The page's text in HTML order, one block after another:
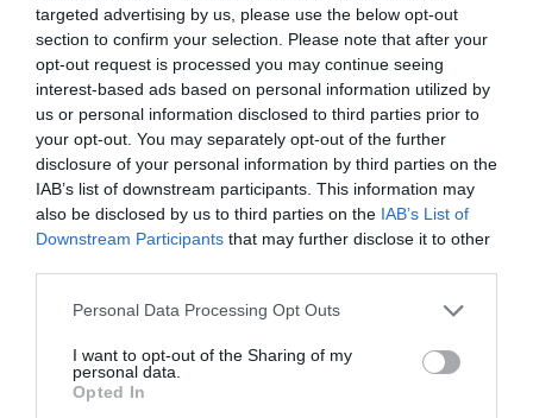
targeted advertising by us, please use the below opt-out
section to confirm your selection. Please note that after your
opt-out request is processed you may continue seeing
interest-based ads based on personal information utilized by
us or personal information disclosed to third parties prior to
your opt-out. You may separately opt-out of the further
disclosure of your personal information by third parties on the
IAB’s list of downstream participants. This information may
also be disclosed by us to third parties on the IAB’s List of
Downstream Participants that may further disclose it to other
Please note that this website/app uses one or more Google
not limited to your visit or usage behaviour. You may click to
grant or deny consent to Google and its third-party tags to
use your data for below specified purposes in below Google
Personal Data Processing Opt Outs
I want to opt-out of the Sharing of my
personal data.
Opted In
PRONEWS.GR /ΔΙΑΤΡΟΦΗ
Ξηρή νηστεία: Τι συμβαίνει στο σώμα
μετά από 3 ημέρες χωρίς φαγητό και
νερό
06.08.2026 | 10:55